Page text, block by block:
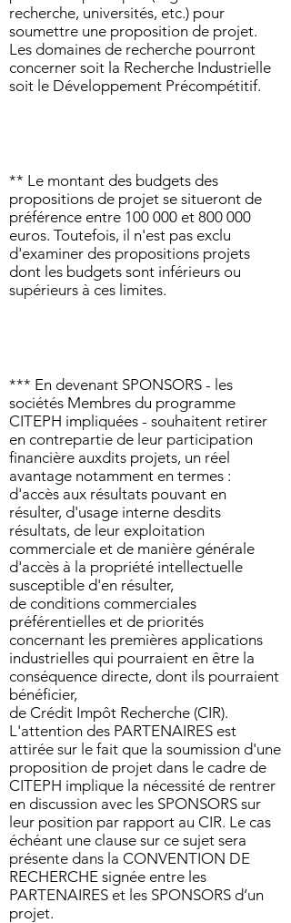
recherche, universités, etc.) pour
soumettre une proposition de projet.
Les domaines de recherche pourront
concerner soit la Recherche Industrielle
soit le Développement Précompétitif.
** Le montant des budgets des
propositions de projet se situeront de
préférence entre 100 000 et 800 000
euros. Toutefois, il n'est pas exclu
d'examiner des propositions projets
dont les budgets sont inférieurs ou
supérieurs à ces limites.
*** En devenant SPONSORS - les
sociétés Membres du programme
CITEPH impliquées - souhaitent retirer
en contrepartie de leur participation
financière auxdits projets, un réel
avantage notamment en termes :
d'accès aux résultats pouvant en
résulter, d'usage interne desdits
résultats, de leur exploitation
commerciale et de manière générale
d'accès à la propriété intellectuelle
susceptible d'en résulter,
de conditions commerciales
préférentielles et de priorités
concernant les premières applications
industrielles qui pourraient en être la
conséquence directe, dont ils pourraient
bénéficier,
de Crédit Impôt Recherche (CIR).
L'attention des PARTENAIRES est
attirée sur le fait que la soumission d'une
proposition de projet dans le cadre de
CITEPH implique la nécessité de rentrer
en discussion avec les SPONSORS sur
leur position par rapport au CIR. Le cas
échéant une clause sur ce sujet sera
présente dans la CONVENTION DE
RECHERCHE signée entre les
PARTENAIRES et les SPONSORS d’un
projet.